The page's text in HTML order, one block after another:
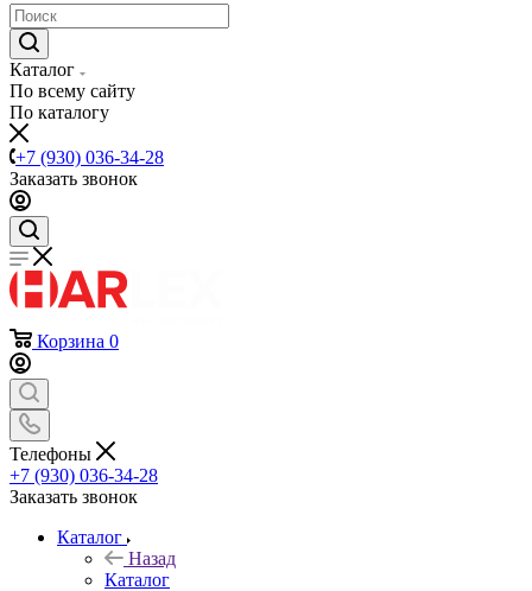
Каталог
По всему сайту
По каталогу
+7 (930) 036-34-28
Заказать звонок
Корзина 0
Телефоны
+7 (930) 036-34-28
Заказать звонок
Каталог
Назад
Каталог